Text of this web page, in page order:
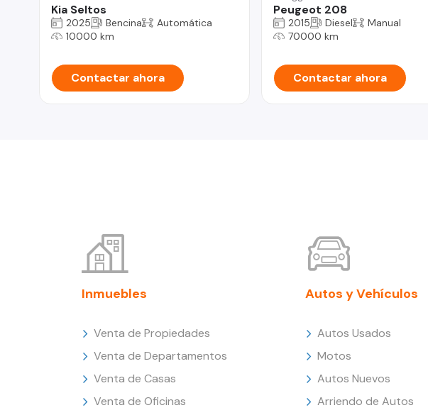
Kia Seltos
2025 Bencina
Automática
10000 km
Contactar ahora
Peugeot 208
2015 Diesel
Manual
70000 km
Contactar ahora
Inmuebles
Venta de Propiedades
Venta de Departamentos
Venta de Casas
Venta de Oficinas
Autos y Vehículos
Autos Usados
Motos
Autos Nuevos
Arriendo de Autos